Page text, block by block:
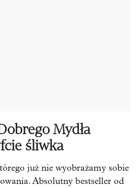
Mydła
śliwka
już nie wyobrażamy sobie
Absolutny bestseller od